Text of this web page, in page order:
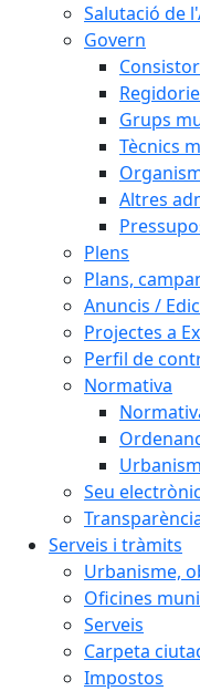
Salutació de
Govern
Grups
Tècnics
Altres
Plens
Plans,
Anuncis /
Projectes a
Perfil de
Normativa
Seu
Serveis i tràmits
Urbanisme,
Oficines
Serveis
Carpeta
Impostos